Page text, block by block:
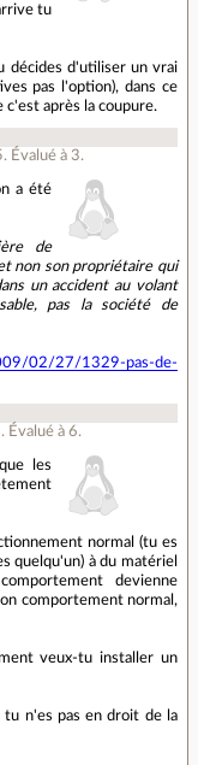
tu
décides d'utiliser un vrai
pas l'option), dans ce
après la coupure.
. Évalué à 3.
a été
de
non son propriétaire qui
un accident au volant
pas la société de
02/27/1329-pas-de-
. Évalué à 6.
les
normal (tu es
quelqu'un) à du matériel
devienne
comportement normal,
veux-tu installer un
tu n'es pas en droit de la